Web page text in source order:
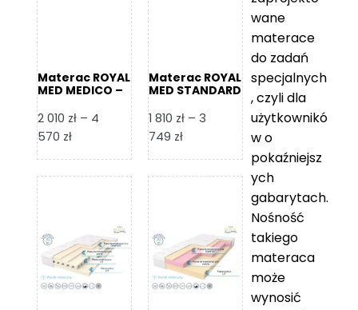
Materac ROYAL
MED MEDICO –
2 010 zł – 4
570 złZakres
od
4
570 zł
Materac ROYAL
MED STANDARD
1 810 zł – 3
749 złZakres
od
3
749 zł
wane
materace
do zadań
specjalnych
, czyli dla
użytkownikó
w o
pokaźniejsz
ych
gabarytach.
Nośność
takiego
materaca
może
wynosić